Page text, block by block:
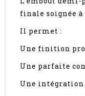
finale soignée
Il permet :
Une finition
Une parfaite
Une intégration